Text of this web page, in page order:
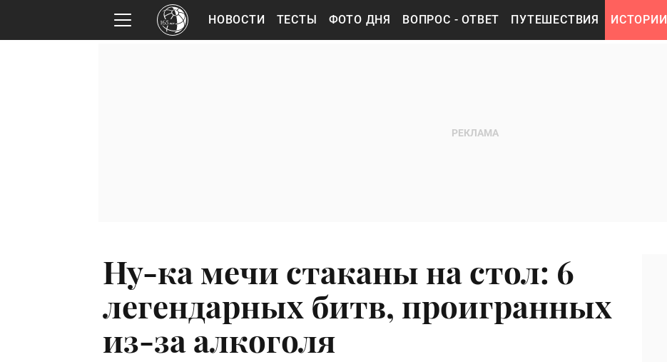
НОВОСТИ ТЕСТЫ ФОТО ДНЯ ВОПРОС - ОТВЕТ ПУТЕШЕСТВИЯ ИСТОРИИ
Ну-ка мечи стаканы на стол: 6
легендарных битв, проигранных
из-за алкоголя